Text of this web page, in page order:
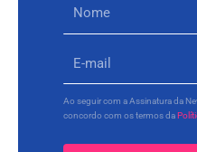
Ao seguir com a Assinatura da
concordo com os termos da